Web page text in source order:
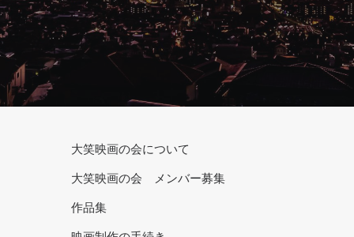
大笑映画の会について
大笑映画の会 メンバー募集
作品集